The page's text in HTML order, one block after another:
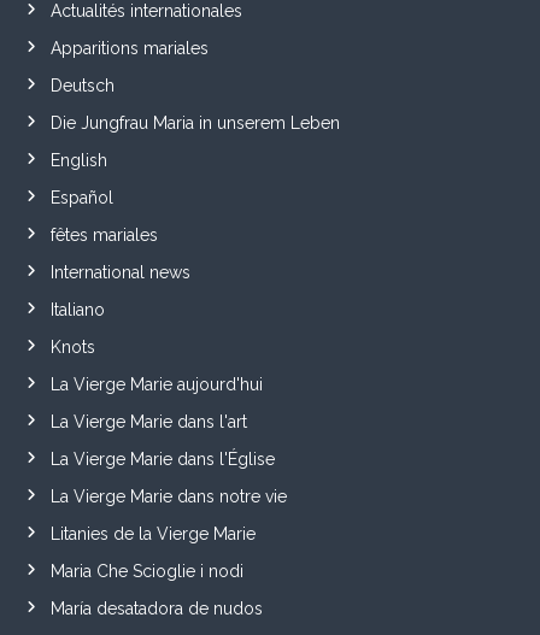
Actualités internationales
Apparitions mariales
Deutsch
Die Jungfrau Maria in unserem Leben
English
Español
fêtes mariales
International news
Italiano
Knots
La Vierge Marie aujourd'hui
La Vierge Marie dans l'art
La Vierge Marie dans l'Église
La Vierge Marie dans notre vie
Litanies de la Vierge Marie
Maria Che Scioglie i nodi
María desatadora de nudos